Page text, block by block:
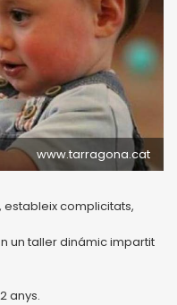
www.tarragona.cat
estableix complicitats,
un taller dinámic impartit
anys.